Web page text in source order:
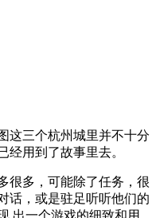
这三个杭州城里并不十分
经用到了故事里去。
很多，可能除了任务，很
话，或是驻足听听他们的
出一个游戏的细致和用